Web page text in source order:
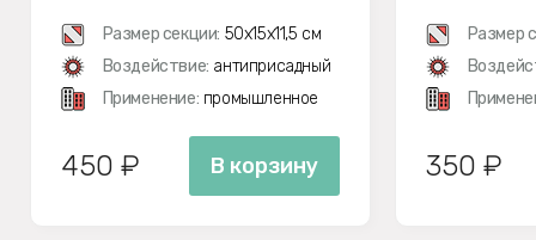
Размер секции: 50х15х11,5 см
Воздействие: антиприсадный
Применение: промышленное
450 ₽ В корзину
Размер
350 ₽